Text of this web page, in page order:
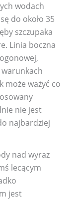
wodach
do około 35
szczupaka
Linia boczna
może ważyć co
nie jest
najbardziej
nad wyraz
lecącym
jest